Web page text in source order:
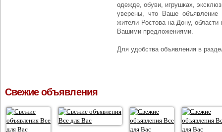
одежде, обуви, игрушках,
уверены, что Ваше объявление
жители Ростова-на-Дону,
Вашими предложениями.
Для удобства объявления в
Свежие объявления